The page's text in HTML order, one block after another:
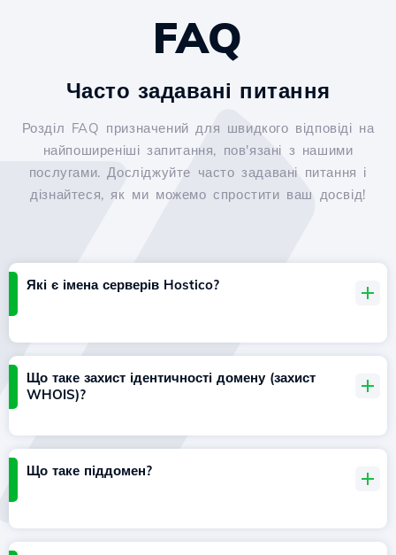
FAQ
Часто задавані питання
Розділ FAQ призначений для швидкого відповіді на
найпоширеніші запитання, пов'язані з нашими
послугами. Досліджуйте часто задавані питання і
дізнайтеся, як ми можемо спростити ваш досвід!
Які є імена серверів Hostico?
Що таке захист ідентичності домену (захист
WHOIS)?
Що таке піддомен?